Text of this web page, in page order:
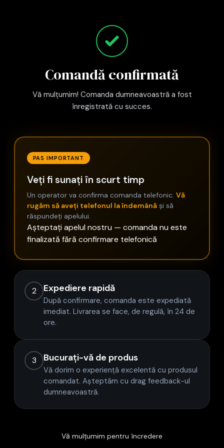
Comandă confirmată
Vă mulțumim! Comanda dumneavoastră a fost
înregistrată cu succes.
PAS IMPORTANT
Veți fi sunați în scurt timp
Un operator va confirma comanda telefonic. Vă
rugăm să aveți telefonul la îndemânăși să
răspundeți apelului.
Așteptați apelul nostru — comanda nu este
finalizată fără confirmare telefonică
2 Expediere rapidă
După confirmare, comanda este expediată
imediat. Livrarea se face, de regulă, în 24 de
ore.
3 Bucurați-vă de produs
Vă dorim o experiență excelentă cu produsul
comandat. Așteptăm cu drag feedback-ul
dumneavoastră.
Vă mulțumim pentru încredere